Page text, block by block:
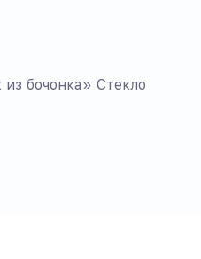
бочонка» Стекло